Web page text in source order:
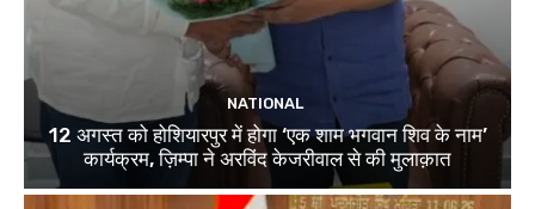
NATIONAL
12 अगस्त को होशियारपुर में होगा ‘एक शाम भगवान शिव के नाम’
कार्यक्रम, ज़िम्पा ने अरविंद केजरीवाल से की मुलाक़ात